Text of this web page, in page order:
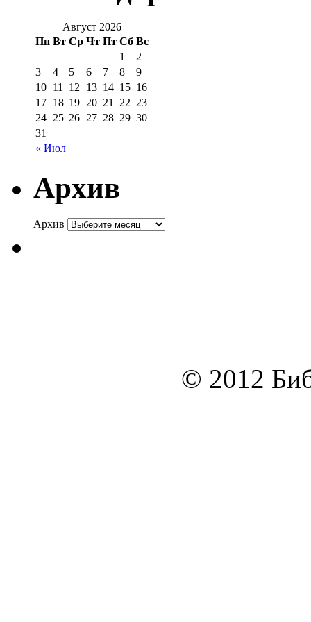
Август 2026
Пн Вт Ср Чт Пт Сб Вс
« Июл
1
2
3
4 5 6 7 8
9
10 11 12 13 14 15 16
17 18 19 20 21 22 23
24 25 26 27 28 29 30
31
Архив
Архив
© 2012